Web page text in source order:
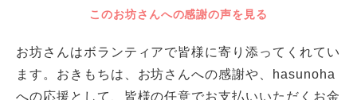
このお坊さんへの感謝の声を見る
お坊さんはボランティアで皆様に寄り添ってくれてい
ます。おきもちは、お坊さんへの感謝や、hasunoha
への応援として、皆様の任意でお支払いいただくお金